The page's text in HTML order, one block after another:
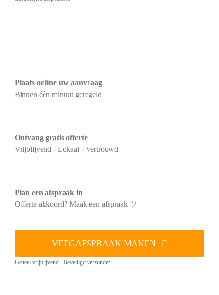
Plaats online uw aanvraag
Binnen één minuut geregeld
Ontvang gratis offerte
Vrijblijvend - Lokaal - Vertrouwd
Plan een afspraak in
Offerte akkoord? Maak een afspraak ツ
VEEGAFSPRAAK MAKEN
Geheel vrijblijvend - Beveiligd verzonden